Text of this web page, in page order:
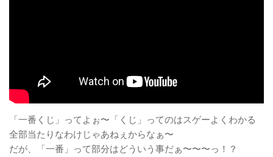
「一番くじ」ってよぉ〜「くじ」ってのはスゲーよくわかる
全部当たりなわけじゃあねぇからなぁ〜
だが、「一番」って部分はどういう事だぁ〜〜〜っ！？